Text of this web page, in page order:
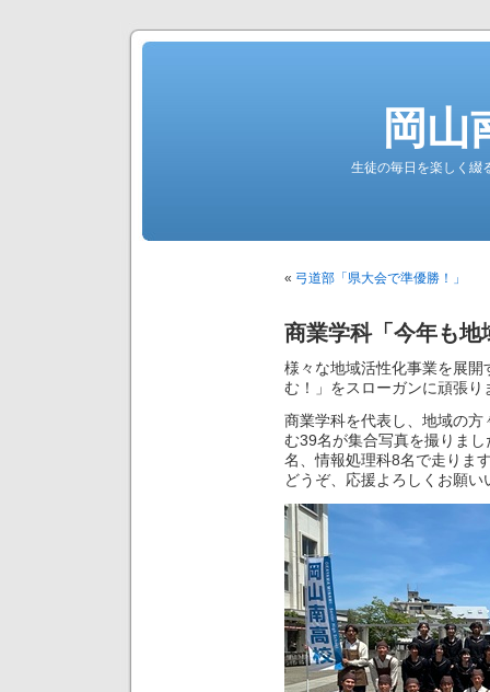
岡山
生徒の毎日を楽しく綴
« 弓道部「県大会で準優勝！」
商業学科「今年も地
様々な地域活性化事業を展
む！」をスローガンに頑張り
商業学科を代表し、地域の
む39名が集合写真を撮りま
名、情報処理科8名で走りま
どうぞ、応援よろしくお願い